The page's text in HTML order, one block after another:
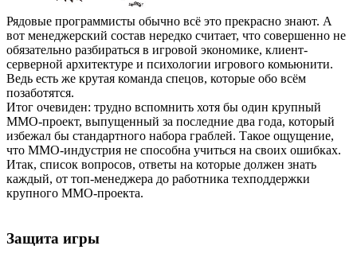
Рядовые программисты обычно всё это прекрасно знают. А
вот менеджерский состав нередко считает, что совершенно не
обязательно разбираться в игровой экономике, клиент-
серверной архитектуре и психологии игрового комьюнити.
Ведь есть же крутая команда спецов, которые обо всём
позаботятся.
Итог очевиден: трудно вспомнить хотя бы один крупный
MMO-проект, выпущенный за последние два года, который
избежал бы стандартного набора граблей. Такое ощущение,
что MMO-индустрия не способна учиться на своих ошибках.
Итак, список вопросов, ответы на которые должен знать
каждый, от топ-менеджера до работника техподдержки
крупного MMO-проекта.
Защита игры